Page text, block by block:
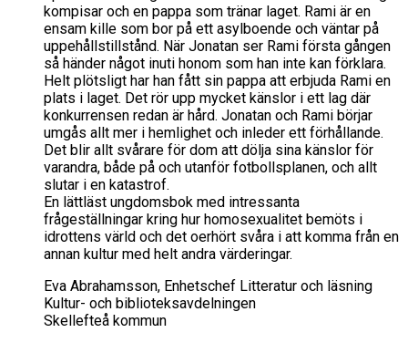
kompisar och en pappa som tränar laget. Rami är en
ensam kille som bor på ett asylboende och väntar på
uppehållstillstånd. När Jonatan ser Rami första gången
så händer något inuti honom som han inte kan förklara.
Helt plötsligt har han fått sin pappa att erbjuda Rami en
plats i laget. Det rör upp mycket känslor i ett lag där
konkurrensen redan är hård. Jonatan och Rami börjar
umgås allt mer i hemlighet och inleder ett förhållande.
Det blir allt svårare för dom att dölja sina känslor för
varandra, både på och utanför fotbollsplanen, och allt
slutar i en katastrof.
En lättläst ungdomsbok med intressanta
frågeställningar kring hur homosexualitet bemöts i
idrottens värld och det oerhört svåra i att komma från en
annan kultur med helt andra värderingar.
Eva Abrahamsson, Enhetschef Litteratur och läsning
Kultur- och biblioteksavdelningen
Skellefteå kommun